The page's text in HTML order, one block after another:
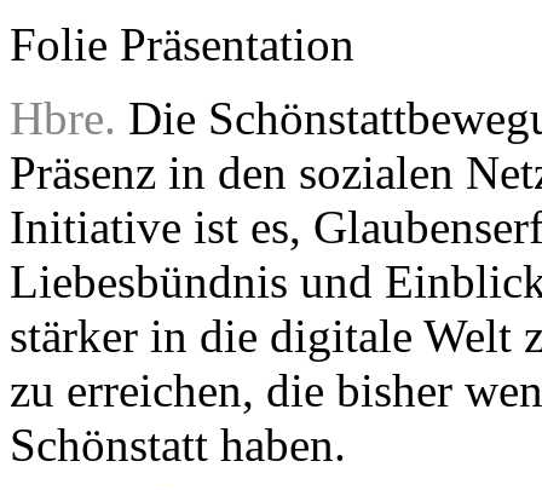
Folie Präsentation
Hbre. Die
Präsenz in den sozialen
Initiative ist es,
Liebesbündnis und
stärker in die digitale Welt
zu erreichen, die bisher
Schönstatt haben.